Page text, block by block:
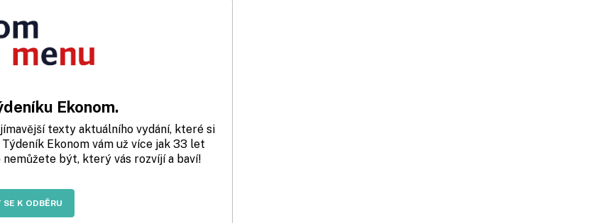
Ekonom.
texty aktuálního vydání, které si
Ekonom vám už více jak 33 let
být, který vás rozvíjí a baví!
SE K ODBĚRU